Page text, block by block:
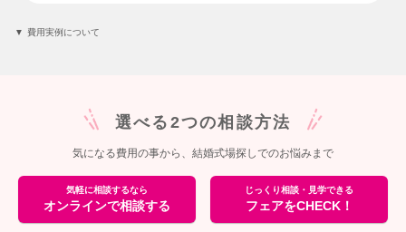
費用実例について
選べる2つの相談方法
気になる費用の事から、結婚式場探しでのお悩みまで
気軽に相談するなら
オンラインで相談する
じっくり相談・見学できる
フェアをCHECK！